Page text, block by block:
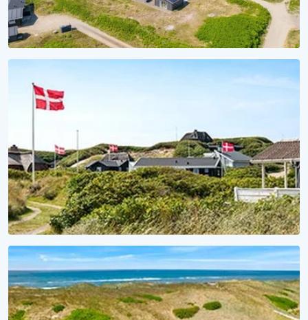
Ferienhaus 2028 reservieren
Unverbindlich reservieren, unvergesslich erleben
SAISON 2027
Für Meer Urlaubsvorfreude
Lieblingsferienhaus 2027 sichern!